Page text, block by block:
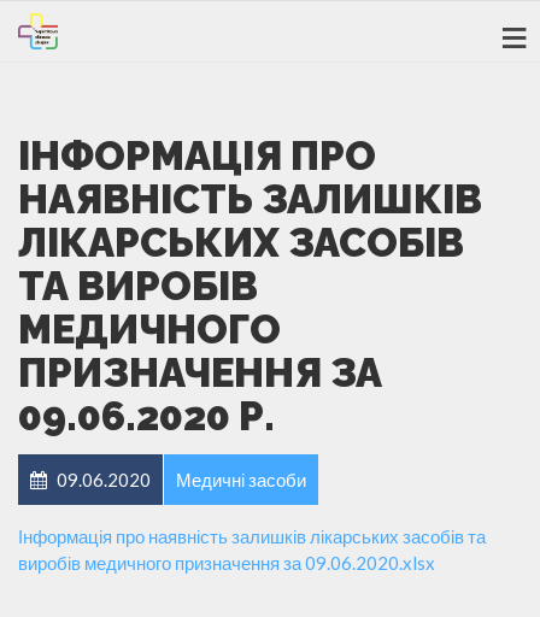
ІНФОРМАЦІЯ ПРО
НАЯВНІСТЬ ЗАЛИШКІВ
ЛІКАРСЬКИХ ЗАСОБІВ
ТА ВИРОБІВ
МЕДИЧНОГО
ПРИЗНАЧЕННЯ ЗА
09.06.2020 Р.
09.06.2020 Медичні засоби
Інформація про наявність залишків лікарських засобів та
виробів медичного призначення за 09.06.2020.xlsx